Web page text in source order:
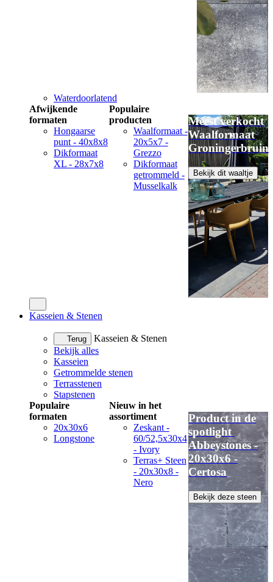
Waterdoorlatend
Afwijkende
formaten
Hongaarse
punt - 40x8x8
Dikformaat
XL - 28x7x8
Populaire
producten
Waalformaat -
20x5x7 -
Grezzo
Dikformaat
getrommeld -
Musselkalk
Meest verkocht
Waalformaat
Groningerbruin
Bekijk dit waaltje
Kasseien & Stenen
Terug
Kasseien & Stenen
Bekijk alles
Kasseien
Getrommelde stenen
Terrasstenen
Stapstenen
Populaire
formaten
20x30x6
Longstone
Nieuw in het
assortiment
Zeskant -
60/52,5x30x4
- Ivory
Terras+ Steen
- 20x30x8 -
Nero
Product in de
spotlight
Abbeystones -
20x30x6 -
Certosa
Bekijk deze steen